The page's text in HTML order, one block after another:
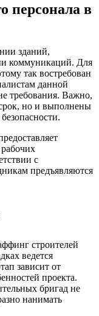
персонала в
зданий,
коммуникаций. Для
так востребован
данной
требования. Важно,
но и выполнены
с
предъявляются
строителей
ведется
зависит от
проекта.
бригад не
нанимать